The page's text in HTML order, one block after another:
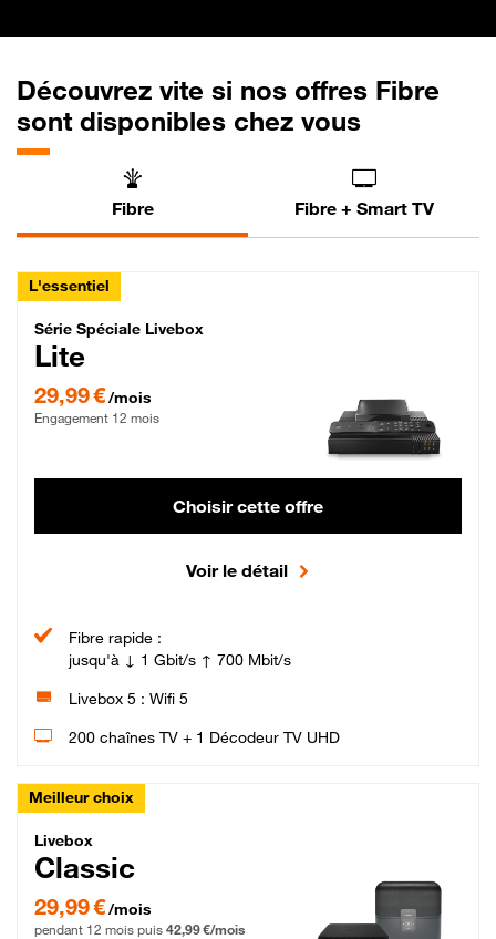
Découvrez vite si nos offres Fibre
sont disponibles chez vous
Fibre Fibre + Smart TV
L'essentiel
Série Spéciale Livebox Lite Fibre
Série Spéciale Livebox
Lite
29,99 €/mois
Engagement 12 mois
Choisir cette offre
Voir le détail
Fibre rapide :
jusqu'à ↓ 1 Gbit/s ↑ 700 Mbit/s
Livebox 5 : Wifi 5
200 chaînes TV + 1 Décodeur TV UHD
Meilleur choix
Livebox Classic Fibre
Livebox
Classic
29,99 € par mois pendant 12 mois puis 42,99 € par mois, Engagement 12 mois
29,99 €/mois
pendant 12 mois puis 42,99 €/mois